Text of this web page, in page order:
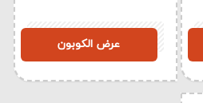
عرض الكوبون